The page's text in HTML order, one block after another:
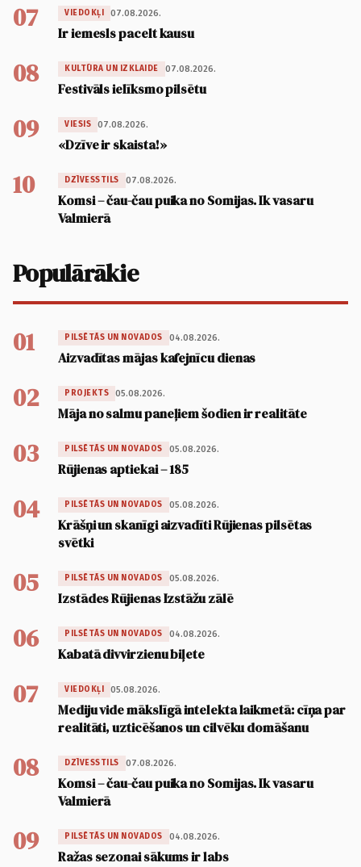
07 VIEDOKĻI 07.08.2026.
Ir iemesls pacelt kausu
08 KULTŪRA UN IZKLAIDE 07.08.2026.
Festivāls ielīksmo pilsētu
09 VIESIS 07.08.2026.
«Dzīve ir skaista!»
10 DZĪVESSTILS 07.08.2026.
Komsi – čau-čau puika no Somijas. Ik vasaru
Valmierā
Populārākie
01 PILSĒTĀS UN NOVADOS 04.08.2026.
Aizvadītas mājas kafejnīcu dienas
02 PROJEKTS 05.08.2026.
Māja no salmu paneļiem šodien ir realitāte
03 PILSĒTĀS UN NOVADOS 05.08.2026.
Rūjienas aptiekai – 185
04 PILSĒTĀS UN NOVADOS 05.08.2026.
Krāšņi un skanīgi aizvadīti Rūjienas pilsētas
svētki
05 PILSĒTĀS UN NOVADOS 05.08.2026.
Izstādes Rūjienas Izstāžu zālē
06 PILSĒTĀS UN NOVADOS 04.08.2026.
Kabatā divvirzienu biļete
07 VIEDOKĻI 05.08.2026.
Mediju vide mākslīgā intelekta laikmetā: cīņa par
realitāti, uzticēšanos un cilvēku domāšanu
08 DZĪVESSTILS 07.08.2026.
Komsi – čau-čau puika no Somijas. Ik vasaru
Valmierā
09 PILSĒTĀS UN NOVADOS 04.08.2026.
Ražas sezonai sākums ir labs